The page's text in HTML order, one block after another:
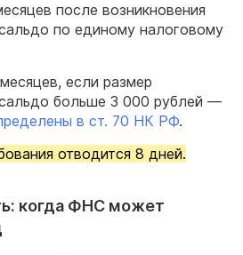
после возникновения
по единому налоговому
если размер
больше 3 000 рублей —
в ст. 70 НК РФ.
отводится 8 дней.
когда ФНС может